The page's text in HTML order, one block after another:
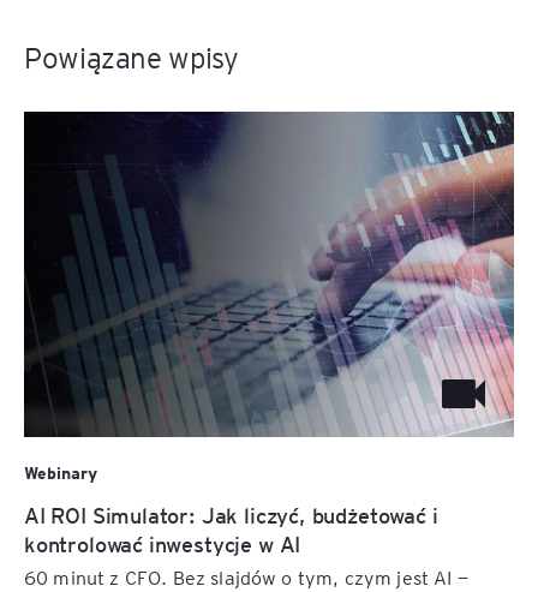
Powiązane wpisy
Webinary
AI ROI Simulator: Jak liczyć, budżetować i
kontrolować inwestycje w AI
60 minut z CFO. Bez slajdów o tym, czym jest AI —